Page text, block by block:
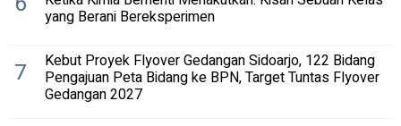
yang Berani Bereksperimen
7 Kebut Proyek Flyover Gedangan Sidoarjo, 122 Bidang
Pengajuan Peta Bidang ke BPN, Target Tuntas Flyover
Gedangan 2027